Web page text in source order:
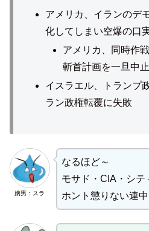
アメリカ、イランのデ
化してしまい空爆の口
アメリカ、同時作
斬首計画を一旦中止
イスラエル、トランプ
ラン政権転覆に失敗
嫡男：スラ
なるほど～
モサド・CIA・シテ
ホント懲りない連